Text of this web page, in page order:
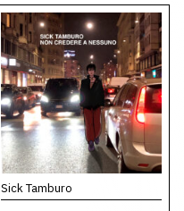
Sick Tamburo